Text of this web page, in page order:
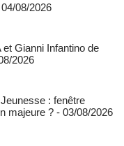
08/2026
et Gianni Infantino de
2026
: fenêtre
majeure ? - 03/08/2026